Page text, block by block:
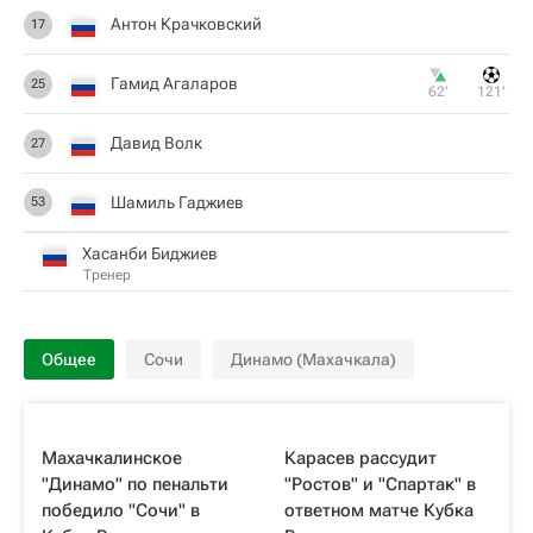
17 Антон Крачковский
25 Гамид Агаларов 62‎’‎ 121‎’‎
27 Давид Волк
53 Шамиль Гаджиев
Хасанби Биджиев
Тренер
Общее Сочи Динамо (Махачкала)
Махачкалинское
"Динамо" по пенальти
победило "Сочи" в
Карасев рассудит
"Ростов" и "Спартак" в
ответном матче Кубка